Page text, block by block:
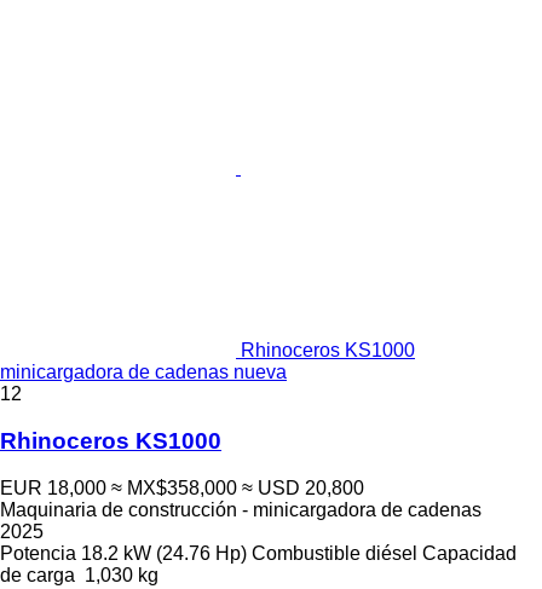
Rhinoceros KS1000
minicargadora de cadenas nueva
12
Rhinoceros KS1000
EUR 18,000 ≈ MX$358,000 ≈ USD 20,800
Maquinaria de construcción - minicargadora de cadenas
2025
Potencia 18.2 kW (24.76 Hp) Combustible diésel Capacidad
de carga 1,030 kg